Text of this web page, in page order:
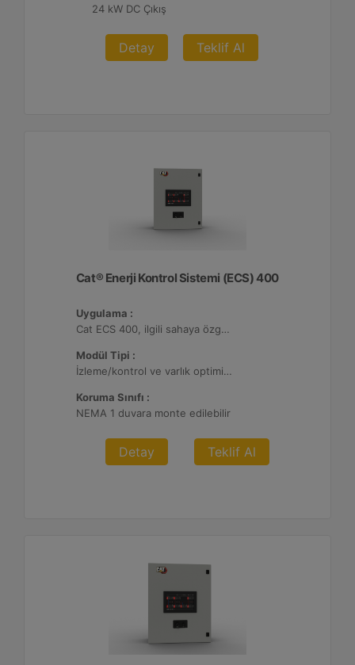
24 kW DC Çıkış
Detay Teklif Al
Cat® Enerji Kontrol Sistemi (ECS) 400
Uygulama :
Cat ECS 400, ilgili sahaya özgü varlık gereksinimlerini karşılayacak şekilde yapılandırılabildiği çeşitli mikro şebekelerde kullanılmaktadır.
Modül Tipi :
İzleme/kontrol ve varlık optimizasyonu, 32 adede kadar Dağıtılmış Enerji Kaynağı (DER) ile yapılandırılabilir.
Koruma Sınıfı :
NEMA 1 duvara monte edilebilir
Detay Teklif Al